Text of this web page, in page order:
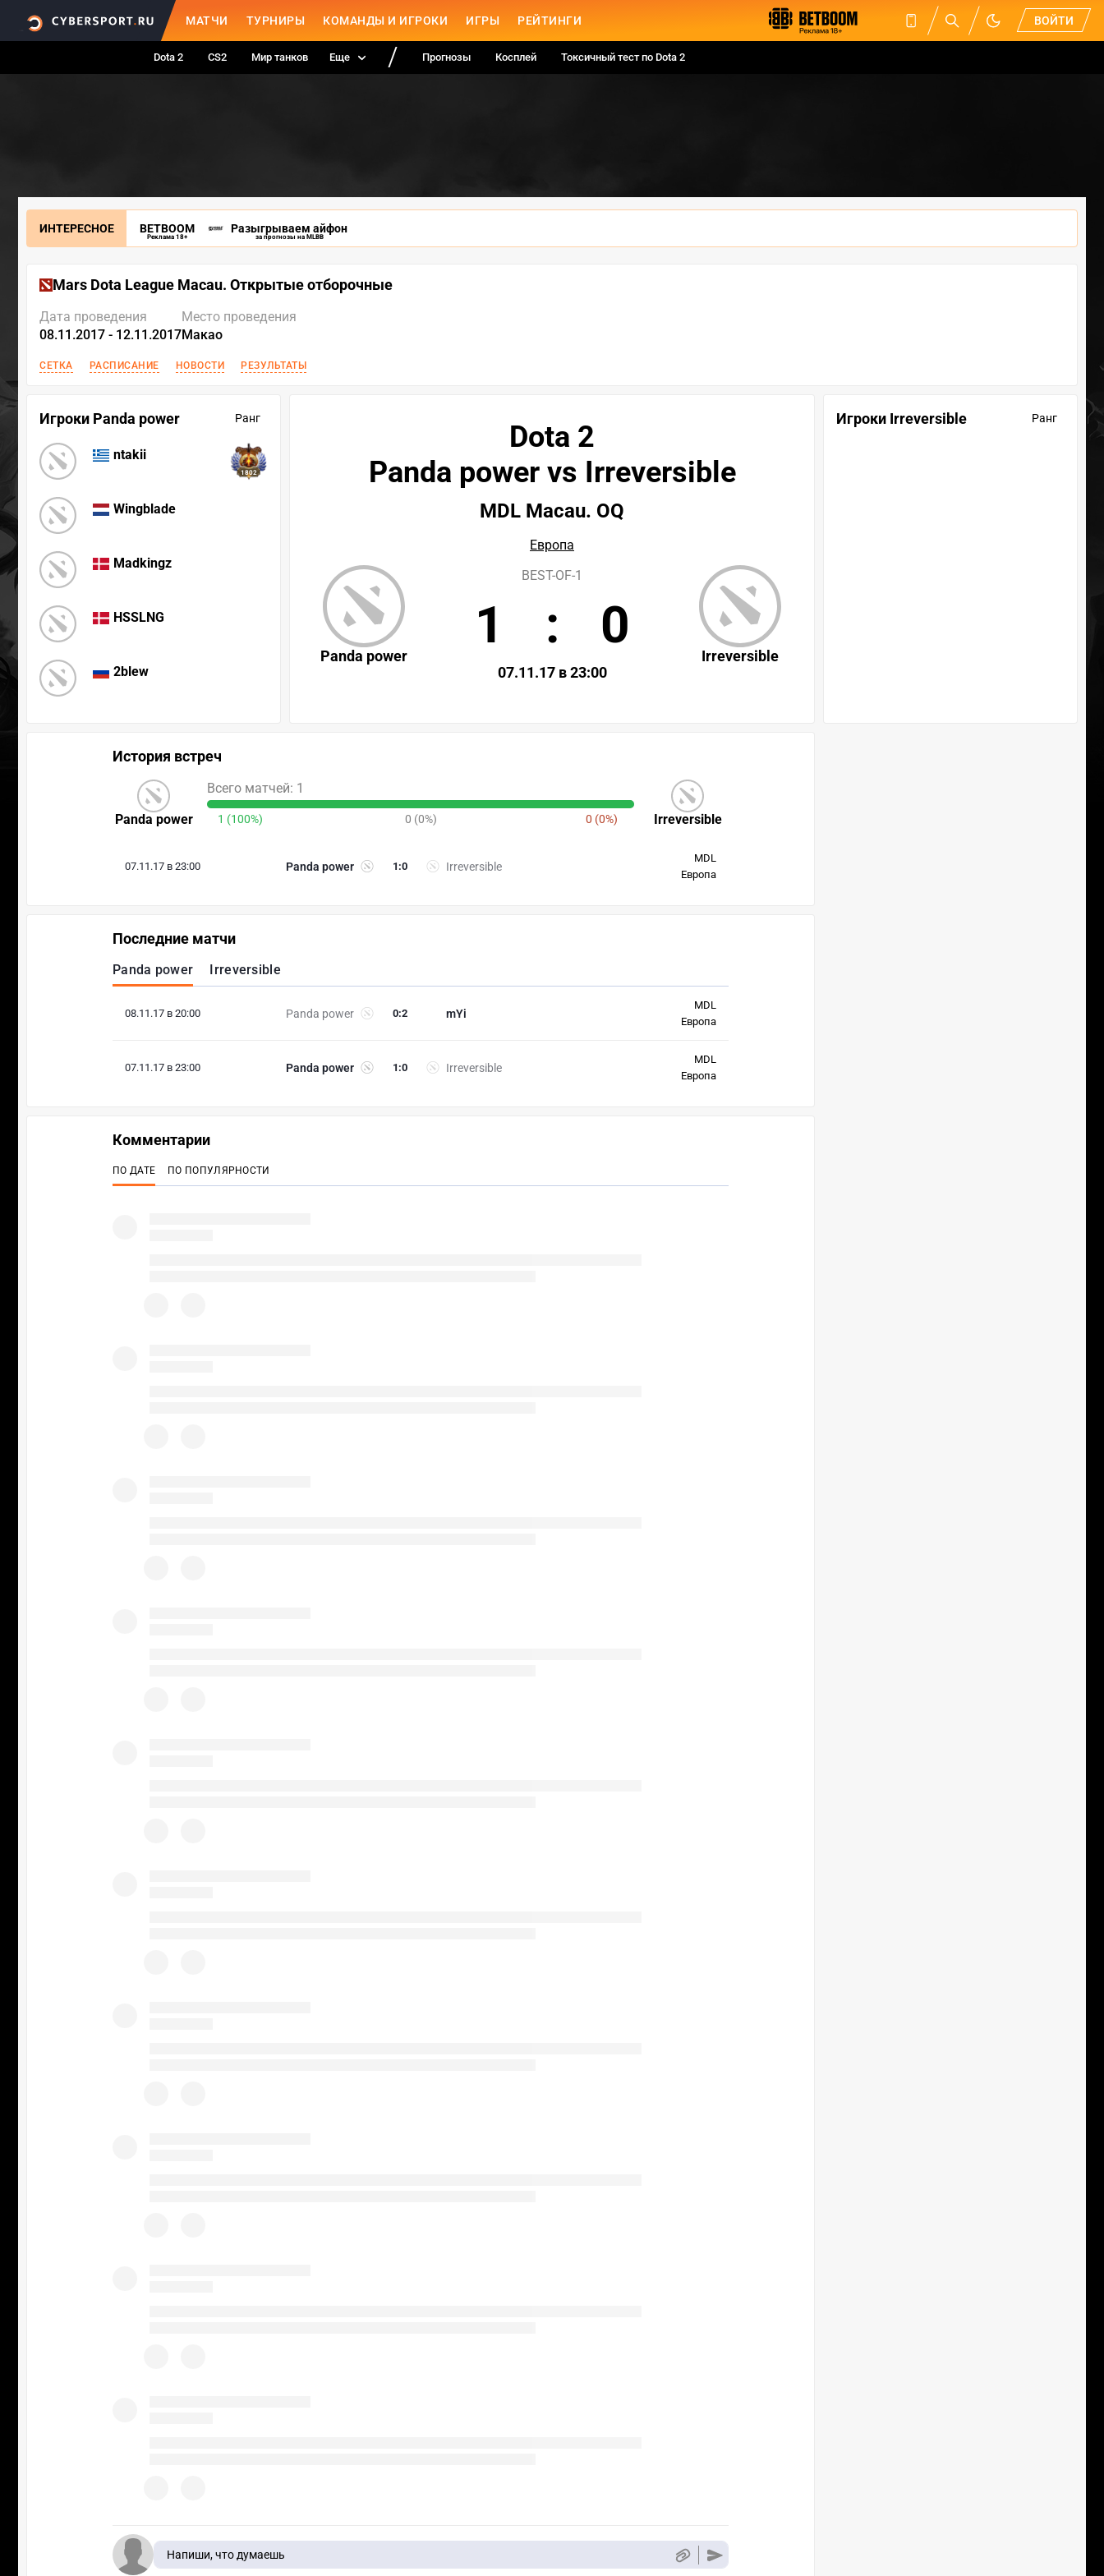
МАТЧИ ТУРНИРЫ КОМАНДЫ И ИГРОКИ ИГРЫ РЕЙТИНГИ ВОЙТИ
Dota 2 CS2 Мир танков Еще Прогнозы Косплей Токсичный тест по Dota 2
ИНТЕРЕСНОЕ BETBOOM
Реклама 18+
Разыгрываем айфон
за прогнозы на MLBB
Mars Dota League Macau. Открытые отборочные
Дата проведения
08.11.2017 - 12.11.2017
Место проведения
Макао
СЕТКА РАСПИСАНИЕ НОВОСТИ РЕЗУЛЬТАТЫ
Игроки Panda power Ранг
ntakii
1802
Wingblade
Madkingz
HSSLNG
2blew
Игроки Irreversible Ранг
Dota 2
Panda power vs Irreversible
MDL Macau. OQ
Европа
Panda power Irreversible
BEST-OF-1
1 : 0
07.11.17 в 23:00
История встреч
Panda power Irreversible
Всего матчей: 1
1 (100%) 0 (0%) 0 (0%)
07.11.17 в 23:00 Panda power Irreversible
1 :0
MDL
Европа
Последние матчи
Panda power Irreversible
08.11.17 в 20:00 Panda power mYi
0:2
MDL
Европа
07.11.17 в 23:00 Panda power Irreversible
1 :0
MDL
Европа
Комментарии
ПО ДАТЕ ПО ПОПУЛЯРНОСТИ
Напиши, что думаешь